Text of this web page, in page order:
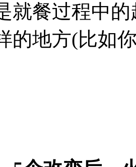
就餐过程中
的地方(比如